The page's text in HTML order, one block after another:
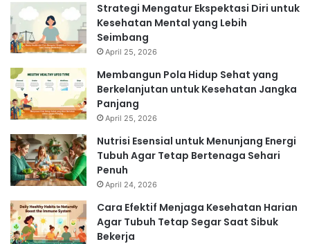
Strategi Mengatur Ekspektasi Diri untuk
Kesehatan Mental yang Lebih
Seimbang
April 25, 2026
Membangun Pola Hidup Sehat yang
Berkelanjutan untuk Kesehatan Jangka
Panjang
April 25, 2026
Nutrisi Esensial untuk Menunjang Energi
Tubuh Agar Tetap Bertenaga Sehari
Penuh
April 24, 2026
Cara Efektif Menjaga Kesehatan Harian
Agar Tubuh Tetap Segar Saat Sibuk
Bekerja